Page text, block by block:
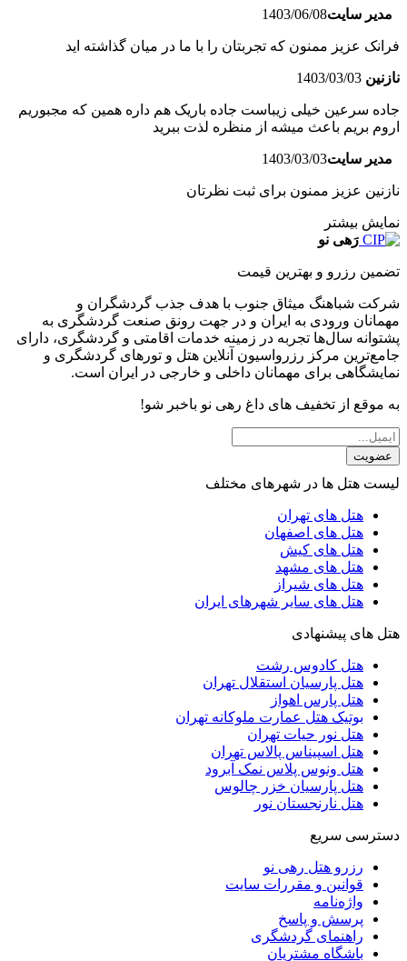
مدیر سایت1403/06/08
فرانک عزیز ممنون که تجربتان را با ما در میان گذاشته اید
نازنین 1403/03/03
جاده سرعین خیلی زیباست جاده باریک هم داره همین که مجبوریم
اروم بریم باعث میشه از منظره لذت ببرید
مدیر سایت1403/03/03
نازنین عزیز ممنون برای ثبت نظرتان
نمایش بیشتر
رَهی نو
تضمین رزرو و بهترین قیمت
شرکت شباهنگ میثاق جنوب با هدف جذب گردشگران و
مهمانان ورودی به ایران و در جهت رونق صنعت گردشگری به
پشتوانه سال‌ها تجربه در زمینه خدمات اقامتی و گردشگری، دارای
جامع‌ترین مرکز رزرواسیون آنلاین هتل و تورهای گردشگری و
نمایشگاهی برای مهمانان داخلی و خارجی در ایران است.
به موقع از تخفیف های داغ رهی نو باخبر شو!
عضویت
لیست هتل ها در شهرهای مختلف
هتل های تهران
هتل های اصفهان
هتل های کیش
هتل های مشهد
هتل های شیراز
هتل های سایر شهرهای ایران
هتل های پیشنهادی
هتل کادوس رشت
هتل پارسیان استقلال تهران
هتل پارس اهواز
بوتیک هتل عمارت ملوکانه تهران
هتل نور حیات تهران
هتل اسپیناس پالاس تهران
هتل ونوس پلاس نمک آبرود
هتل پارسیان خزر چالوس
هتل نارنجستان نور
دسترسی سریع
رزرو هتل رهی نو
قوانین و مقررات سایت
واژه‌نامه
پرسش و پاسخ
راهنمای گردشگری
باشگاه مشتریان